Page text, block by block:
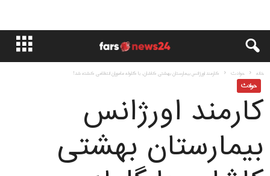
خانه حوادث کارمند اورژانس بیمارستان بهشتی کاشان، با گلوله ماموران انتظامی کشته شد!
حوادث
کارمند اورژانس
بیمارستان بهشتی